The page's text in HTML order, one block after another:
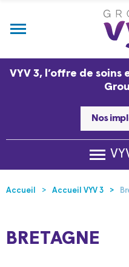
VYV 3, l’offre de
Nos
Accueil Accueil VYV 3
BRETAGNE